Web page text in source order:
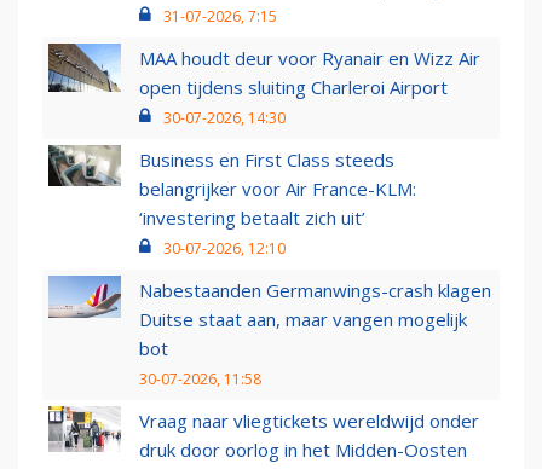
31-07-2026, 7:15
MAA houdt deur voor Ryanair en Wizz Air
open tijdens sluiting Charleroi Airport
30-07-2026, 14:30
Business en First Class steeds
belangrijker voor Air France-KLM:
‘investering betaalt zich uit’
30-07-2026, 12:10
Nabestaanden Germanwings-crash klagen
Duitse staat aan, maar vangen mogelijk
bot
30-07-2026, 11:58
Vraag naar vliegtickets wereldwijd onder
druk door oorlog in het Midden-Oosten